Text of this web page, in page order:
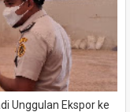
Unggulan Ekspor ke